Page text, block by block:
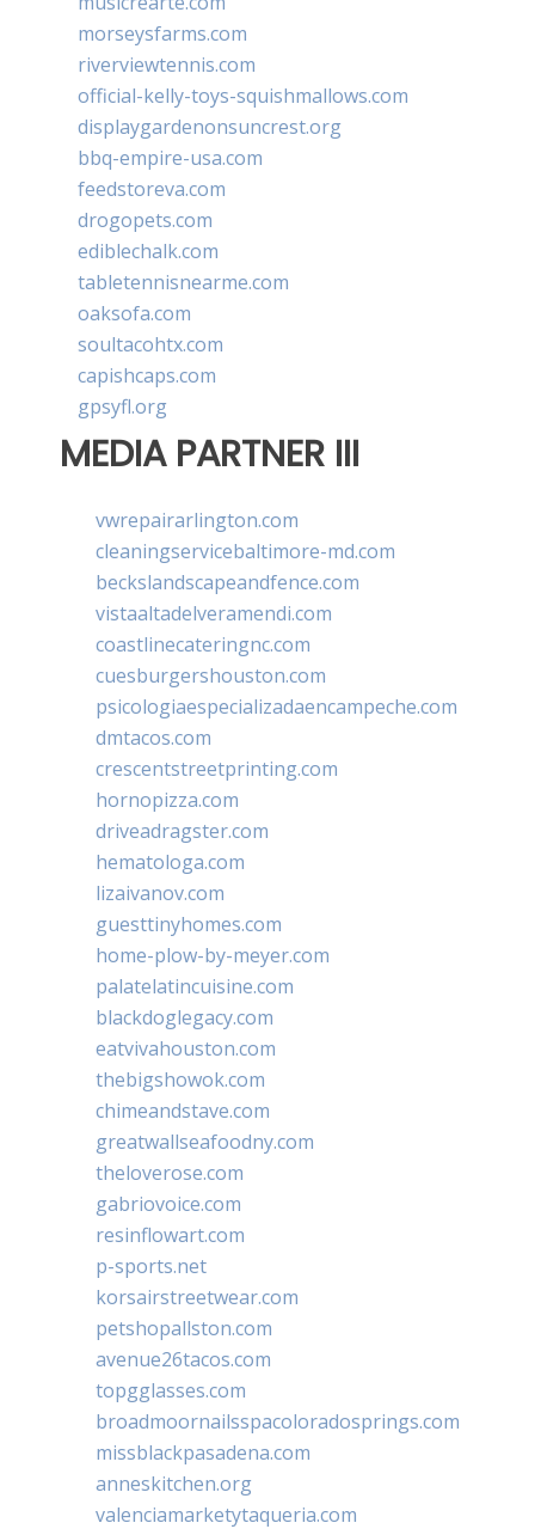
morseysfarms.com
riverviewtennis.com
official-kelly-toys-squishmallows.com
displaygardenonsuncrest.org
bbq-empire-usa.com
feedstoreva.com
drogopets.com
ediblechalk.com
tabletennisnearme.com
oaksofa.com
soultacohtx.com
capishcaps.com
gpsyfl.org
MEDIA PARTNER III
vwrepairarlington.com
cleaningservicebaltimore-md.com
beckslandscapeandfence.com
vistaaltadelveramendi.com
coastlinecateringnc.com
cuesburgershouston.com
psicologiaespecializadaencampeche.com
dmtacos.com
crescentstreetprinting.com
hornopizza.com
driveadragster.com
hematologa.com
lizaivanov.com
guesttinyhomes.com
home-plow-by-meyer.com
palatelatincuisine.com
blackdoglegacy.com
eatvivahouston.com
thebigshowok.com
chimeandstave.com
greatwallseafoodny.com
theloverose.com
gabriovoice.com
resinflowart.com
p-sports.net
korsairstreetwear.com
petshopallston.com
avenue26tacos.com
topgglasses.com
broadmoornailsspacoloradosprings.com
missblackpasadena.com
anneskitchen.org
valenciamarketytaqueria.com